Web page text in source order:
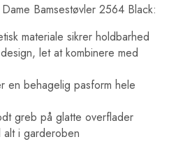
Bamsestøvler 2564 Black:
materiale sikrer holdbarhed
let at kombinere med
en behagelig pasform hele
greb på glatte overflader
i garderoben